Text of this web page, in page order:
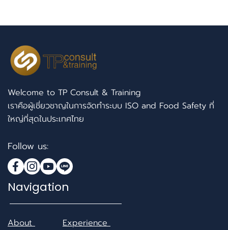
Welcome to TP Consult & Training
เราคือผู้เชี่ยวชาญในการจัดทำระบบ ISO and Food Safety ที่
ใหญ่ที่สุดในประเทศไทย
Follow us:
Navigation
About Experience